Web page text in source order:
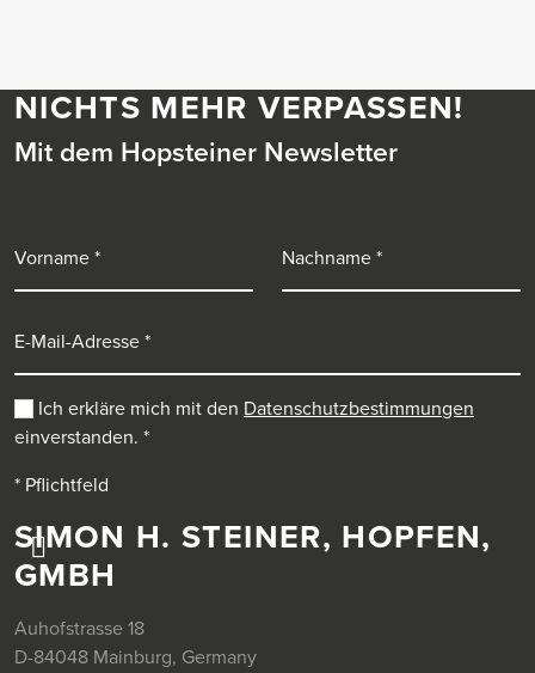
SIMON H. STEINER, HOPFEN,
GMBH
Auhofstrasse 18
D-84048 Mainburg, Germany
NICHTS MEHR VERPASSEN!
Mit dem Hopsteiner Newsletter
Ich erkläre mich mit den Datenschutzbestimmungen
einverstanden. *
* Pflichtfeld